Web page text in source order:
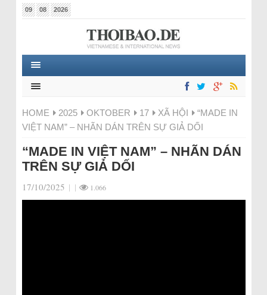
09 08 2026
HOME 2025 OKTOBER 17 XÃ HỘI
“MADE IN
VIỆT NAM” – NHÃN DÁN TRÊN SỰ GIẢ DỐI
“MADE IN VIỆT NAM” – NHÃN DÁN
TRÊN SỰ GIẢ DỐI
17/10/2025 | | 1.066